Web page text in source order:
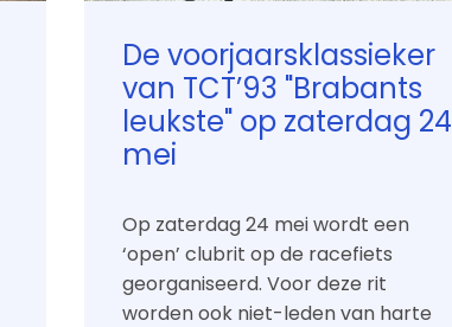
De voorjaarsklassieker
van TCT’93 "Brabants
leukste" op zaterdag 24
mei
Op zaterdag 24 mei wordt een
‘open’ clubrit op de racefiets
georganiseerd. Voor deze rit
worden ook niet-leden van harte